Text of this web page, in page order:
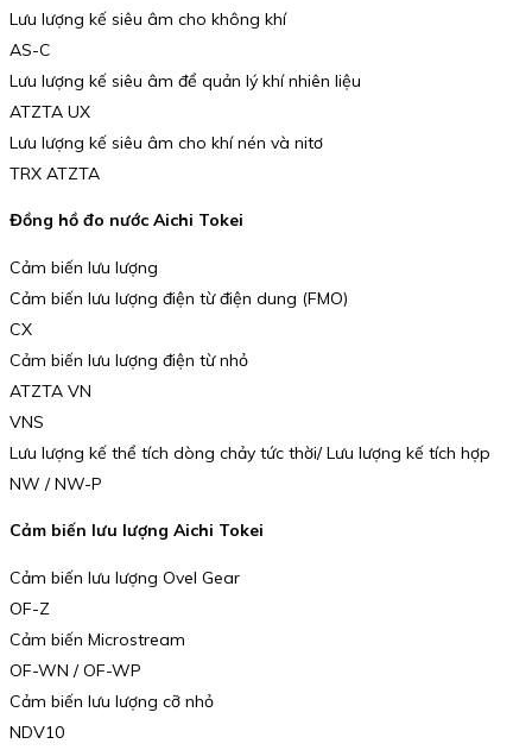
Lưu lượng kế siêu âm cho không khí
AS-C
Lưu lượng kế siêu âm để quản lý khí nhiên liệu
ATZTA UX
Lưu lượng kế siêu âm cho khí nén và nitơ
TRX ATZTA
Đồng hồ đo nước Aichi Tokei
Cảm biến lưu lượng
Cảm biến lưu lượng điện từ điện dung (FMO)
CX
Cảm biến lưu lượng điện từ nhỏ
ATZTA VN
VNS
Lưu lượng kế thể tích dòng chảy tức thời/ Lưu lượng kế tích hợp
NW / NW-P
Cảm biến lưu lượng Aichi Tokei
Cảm biến lưu lượng Ovel Gear
OF-Z
Cảm biến Microstream
OF-WN / OF-WP
Cảm biến lưu lượng cỡ nhỏ
NDV10